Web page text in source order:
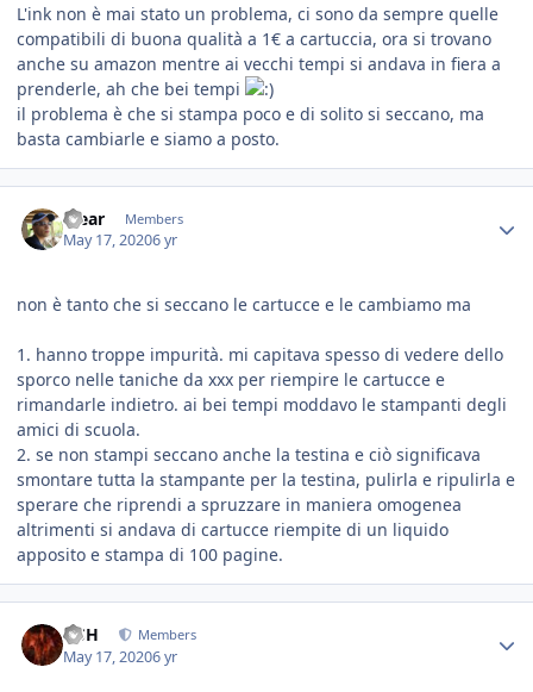
L'ink non è mai stato un problema, ci sono da sempre quelle
compatibili di buona qualità a 1€ a cartuccia, ora si trovano
anche su amazon mentre ai vecchi tempi si andava in fiera a
prenderle, ah che bei tempi
il problema è che si stampa poco e di solito si seccano, ma
basta cambiarle e siamo a posto.
Yjear Members
May 17, 20206 yr
non è tanto che si seccano le cartucce e le cambiamo ma
1. hanno troppe impurità. mi capitava spesso di vedere dello
sporco nelle taniche da xxx per riempire le cartucce e
rimandarle indietro. ai bei tempi moddavo le stampanti degli
amici di scuola.
2. se non stampi seccano anche la testina e ciò significava
smontare tutta la stampante per la testina, pulirla e ripulirla e
sperare che riprendi a spruzzare in maniera omogenea
altrimenti si andava di cartucce riempite di un liquido
apposito e stampa di 100 pagine.
HSH Members
May 17, 20206 yr